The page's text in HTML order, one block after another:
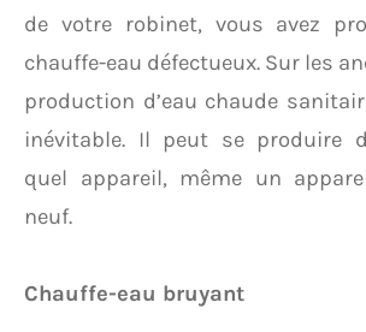
de votre robinet, vous avez
chauffe-eau défectueux. Sur les
production d’eau chaude
inévitable. Il peut se produire
quel appareil, même un
neuf.
Chauffe-eau bruyant